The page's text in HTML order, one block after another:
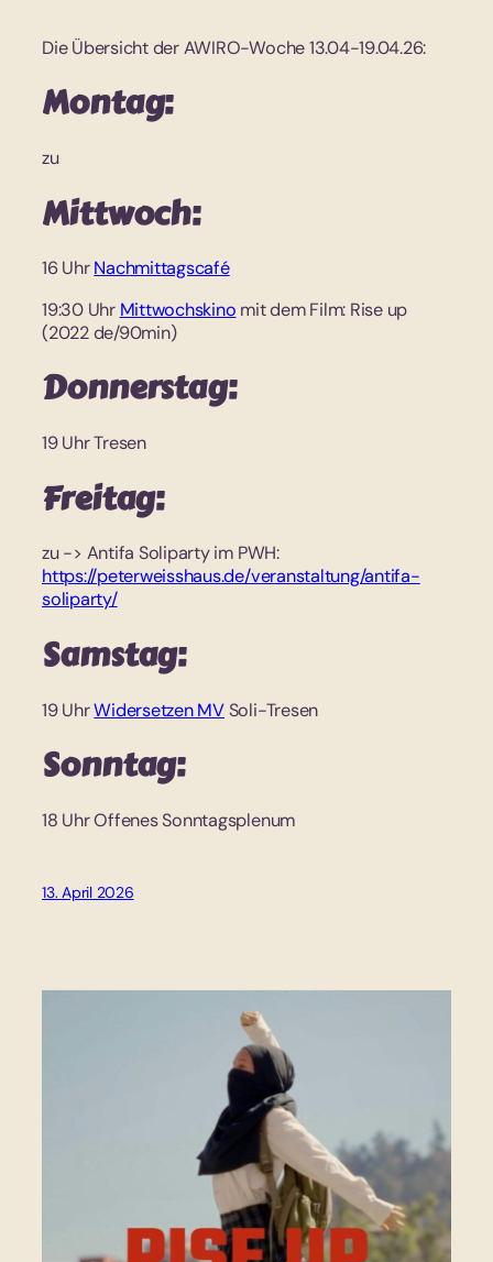
Die Übersicht der AWIRO-Woche 13.04-19.04.26:
Montag:
zu
Mittwoch:
16 UhrNachmittagscafé
19:30 Uhr Mittwochskino mit dem Film: Rise up
(2022 de/90min)
Donnerstag:
19 Uhr Tresen
Freitag:
zu -> Antifa Soliparty im PWH:
https://peterweisshaus.de/veranstaltung/antifa-
soliparty/
Samstag:
19 UhrWidersetzen MVSoli-Tresen
Sonntag:
18 Uhr Offenes Sonntagsplenum
13. April 2026